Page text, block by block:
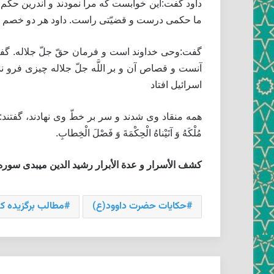
داود گفت:اين خوابست كه مرا نمودند و اندرين
ما حكمى درست و قضيّتى راست. داود هر دو خصم
گفت:وحى خداوند است و فرمان حقّ جلّ جلاله.
آنست و قصاص آن و بر اللَّه جلّ جلاله چيزى فرو
اسرائيل افتاد
همه منقاد وى شدند و سر بر خطّ وى نهادند،
مُلْكَهُ وَ آتَيْناهُ الْحِكْمَةَ وَ فَصْلَ الْخِطابِ‏.
كشف الأسرار و عدة الأبرار رشيد الدين ميبدى سوره ص
حکایات حضرت داوود(ع) مطالب برگزیده